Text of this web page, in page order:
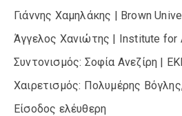
Γιάννης Χαμηλάκης | Brown
Άγγελος Χανιώτης | Institute for
Συντονισμός: Σοφία Ανεζίρη |
Χαιρετισμός: Πολυμέρης
Είσοδος ελέυθερη